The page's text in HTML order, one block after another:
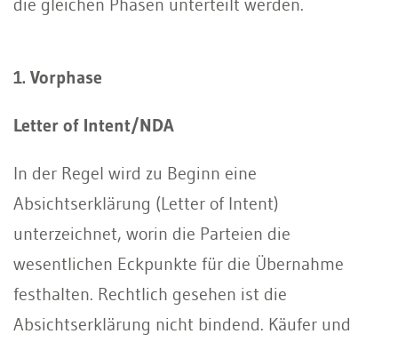
die gleichen Phasen unterteilt werden.
1. Vorphase
Letter of Intent/NDA
In der Regel wird zu Beginn eine
Absichtserklärung (Letter of Intent)
unterzeichnet, worin die Parteien die
wesentlichen Eckpunkte für die Übernahme
festhalten. Rechtlich gesehen ist die
Absichtserklärung nicht bindend. Käufer und